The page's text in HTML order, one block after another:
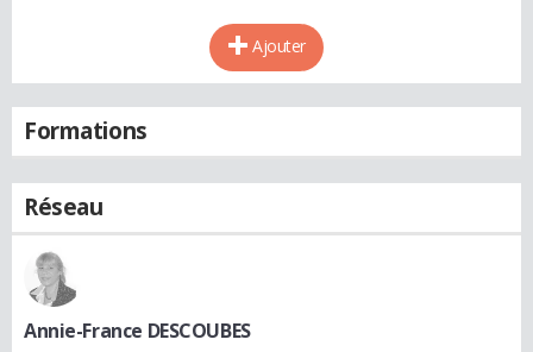
Ajouter
Formations
Réseau
Annie-France DESCOUBES